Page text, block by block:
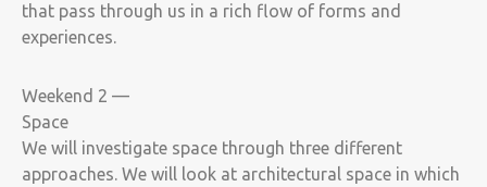
that pass through us in a rich flow of forms and
experiences.
Weekend 2 —
Space
We will investigate space through three different
approaches. We will look at architectural space in which